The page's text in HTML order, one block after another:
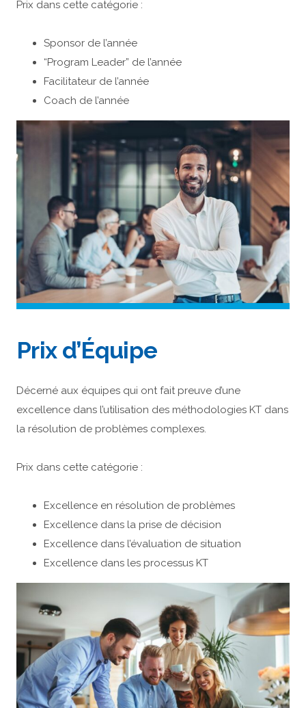
Prix dans cette catégorie :
Sponsor de l’année
“Program Leader” de l’année
Facilitateur de l’année
Coach de l’année
Prix d’Équipe
Décerné aux équipes qui ont fait preuve d’une
excellence dans l’utilisation des méthodologies KT dans
la résolution de problèmes complexes.
Prix dans cette catégorie :
Excellence en résolution de problèmes
Excellence dans la prise de décision
Excellence dans l’évaluation de situation
Excellence dans les processus KT